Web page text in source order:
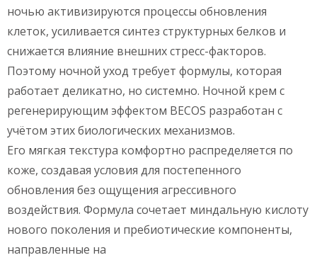
ночью активизируются процессы обновления
клеток, усиливается синтез структурных белков и
снижается влияние внешних стресс-факторов.
Поэтому ночной уход требует формулы, которая
работает деликатно, но системно. Ночной крем с
регенерирующим эффектом BECOS разработан с
учётом этих биологических механизмов.
Его мягкая текстура комфортно распределяется по
коже, создавая условия для постепенного
обновления без ощущения агрессивного
воздействия. Формула сочетает миндальную кислоту
нового поколения и пребиотические компоненты,
направленные на